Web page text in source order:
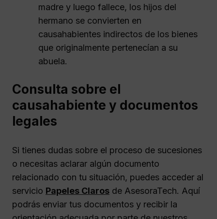
madre y luego fallece, los hijos del
hermano se convierten en
causahabientes indirectos de los bienes
que originalmente pertenecían a su
abuela.
Consulta sobre el
causahabiente y documentos
legales
Si tienes dudas sobre el proceso de sucesiones
o necesitas aclarar algún documento
relacionado con tu situación, puedes acceder al
servicio Papeles Claros de AsesoraTech. Aquí
podrás enviar tus documentos y recibir la